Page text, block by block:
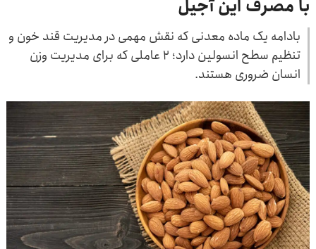
با مصرف این آجیل
بادامه یک ماده معدنی که نقش مهمی در مدیریت قند خون و
تنظیم سطح انسولین دارد؛ ۲ عاملی که برای مدیریت وزن
انسان ضروری هستند.